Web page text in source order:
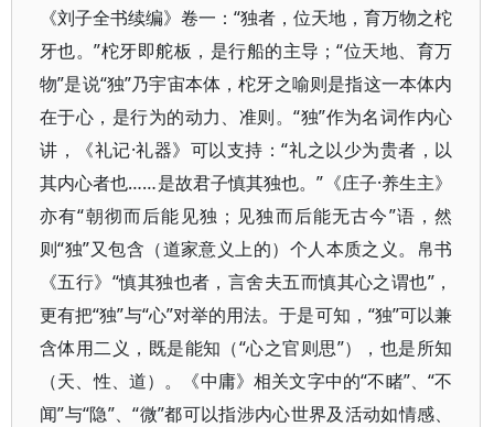
《刘子全书续编》卷一：“独者，位天地，育万物之柁
牙也。”柁牙即舵板，是行船的主导；“位天地、育万
物”是说“独”乃宇宙本体，柁牙之喻则是指这一本体内
在于心，是行为的动力、准则。“独”作为名词作内心
讲，《礼记·礼器》可以支持：“礼之以少为贵者，以
其内心者也……是故君子慎其独也。”《庄子·养生主》
亦有“朝彻而后能见独；见独而后能无古今”语，然
则“独”又包含（道家意义上的）个人本质之义。帛书
《五行》“慎其独也者，言舍夫五而慎其心之谓也”，
更有把“独”与“心”对举的用法。于是可知，“独”可以兼
含体用二义，既是能知（“心之官则思”），也是所知
（天、性、道）。《中庸》相关文字中的“不睹”、“不
闻”与“隐”、“微”都可以指涉内心世界及活动如情感、